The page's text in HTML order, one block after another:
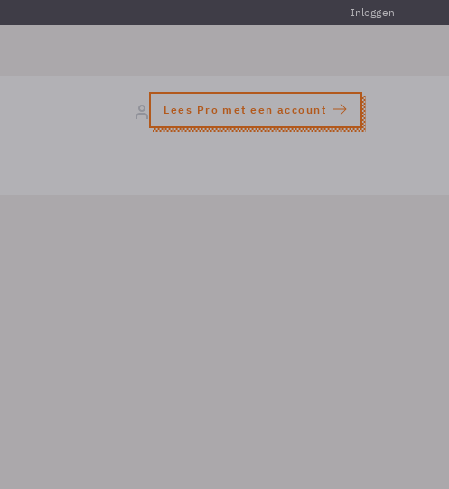
Inloggen
Lees Pro met een account